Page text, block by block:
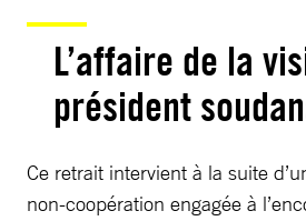
L’affaire de la
président
Ce retrait intervient à la suite
non-coopération engagée à